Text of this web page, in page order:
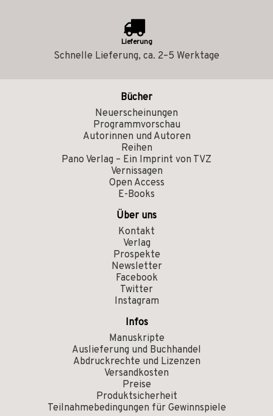
Lieferung
Schnelle Lieferung, ca. 2–5 Werktage
Bücher
Neuerscheinungen
Programmvorschau
Autorinnen und Autoren
Reihen
Pano Verlag – Ein Imprint von TVZ
Vernissagen
Open Access
E-Books
Über uns
Kontakt
Verlag
Prospekte
Newsletter
Facebook
Twitter
Instagram
Infos
Manuskripte
Auslieferung und Buchhandel
Abdruckrechte und Lizenzen
Versandkosten
Preise
Produktsicherheit
Teilnahmebedingungen für Gewinnspiele